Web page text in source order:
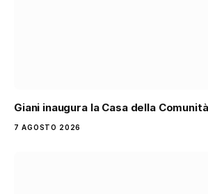
Giani inaugura la Casa della
7 AGOSTO 2026